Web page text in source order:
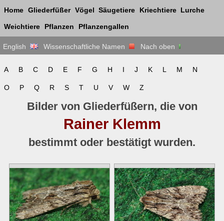
Home Gliederfüßer Vögel Säugetiere Kriechtiere Lurche
Weichtiere Pflanzen Pflanzengallen
English Wissenschaftliche Namen Nach oben
A B C D E F G H I J K L M N
O P Q R S T U V W Z
Bilder von Gliederfüßern, die von
Rainer Klemm
bestimmt oder bestätigt wurden.